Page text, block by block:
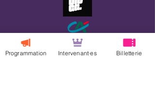
Programmation Intervenant·es Billetterie